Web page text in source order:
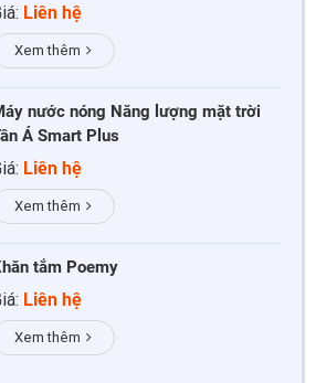
Liên hệ
Xem thêm
nước nóng Năng lượng mặt trời
Á Smart Plus
Liên hệ
Xem thêm
tắm Poemy
Liên hệ
Xem thêm